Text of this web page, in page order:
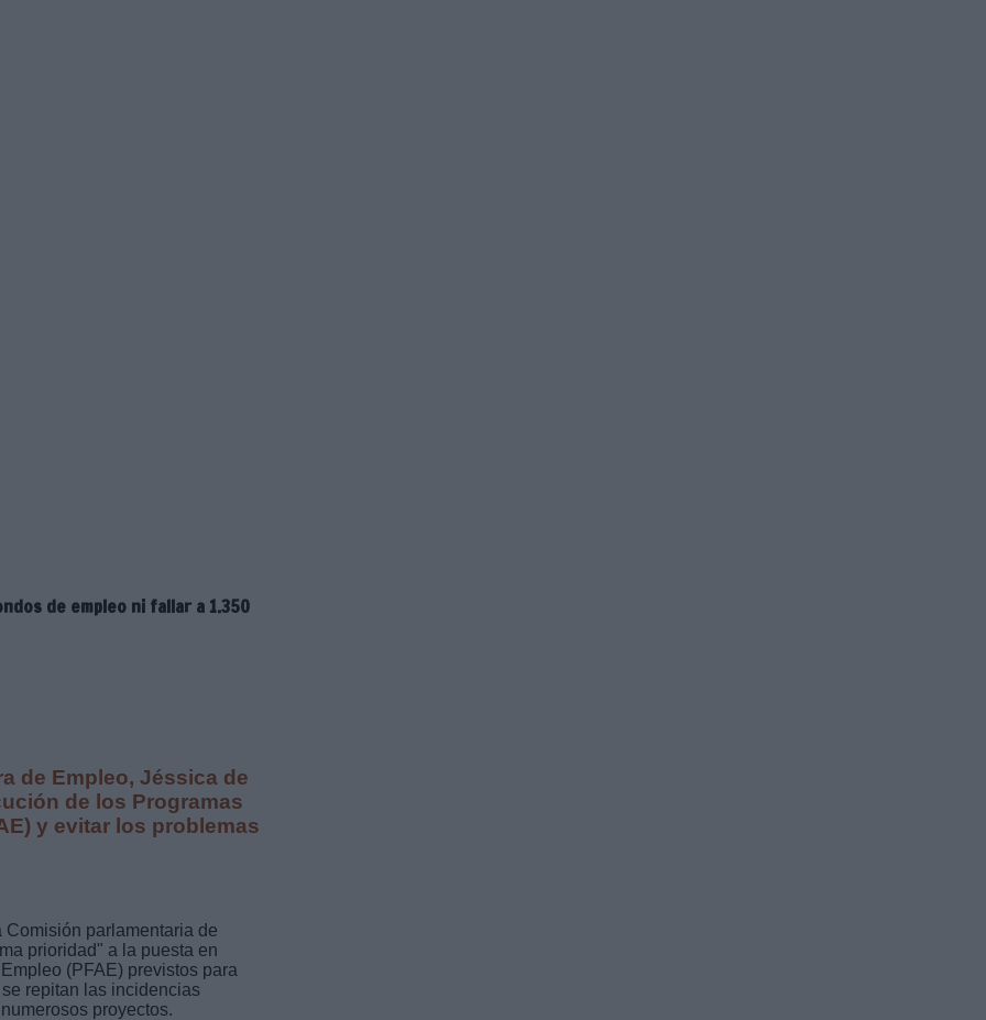
de empleo ni fallar a 1.350
de Empleo, Jéssica de
de los Programas
y evitar los problemas
Comisión parlamentaria de
prioridad" a la puesta en
(PFAE) previstos para
repitan las incidencias
proyectos.